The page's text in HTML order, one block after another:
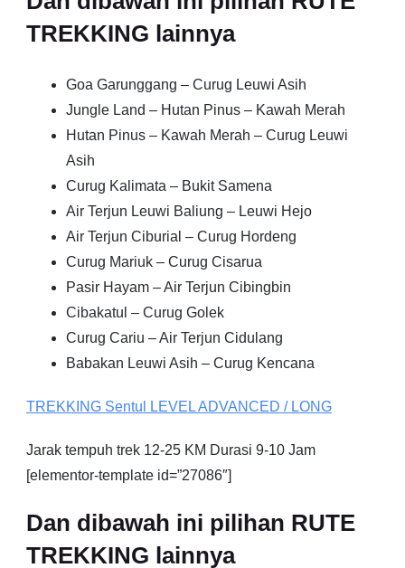
TREKKING lainnya
Goa Garunggang – Curug Leuwi Asih
Jungle Land – Hutan Pinus – Kawah Merah
Hutan Pinus – Kawah Merah – Curug Leuwi
Asih
Curug Kalimata – Bukit Samena
Air Terjun Leuwi Baliung – Leuwi Hejo
Air Terjun Ciburial – Curug Hordeng
Curug Mariuk – Curug Cisarua
Pasir Hayam – Air Terjun Cibingbin
Cibakatul – Curug Golek
Curug Cariu – Air Terjun Cidulang
Babakan Leuwi Asih – Curug Kencana
TREKKING Sentul LEVEL ADVANCED / LONG
Jarak tempuh trek 12-25 KM Durasi 9-10 Jam
[elementor-template id=”27086″]
Dan dibawah ini pilihan RUTE
TREKKING lainnya